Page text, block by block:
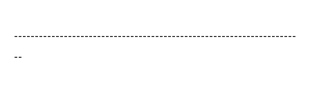
--------------------------------------------------------------------
--